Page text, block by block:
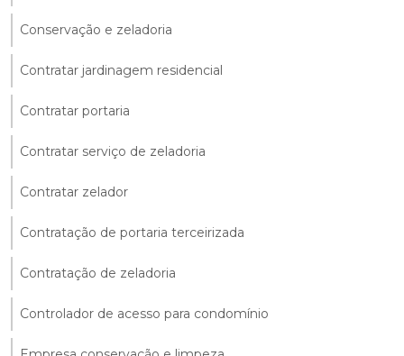
Conservação e zeladoria
Contratar jardinagem residencial
Contratar portaria
Contratar serviço de zeladoria
Contratar zelador
Contratação de portaria terceirizada
Contratação de zeladoria
Controlador de acesso para condomínio